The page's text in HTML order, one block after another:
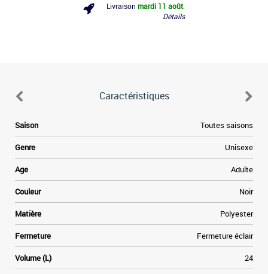
Livraison mardi 11 août
Détails
Caractéristiques
Saison Toutes saisons
Genre Unisexe
Age Adulte
Couleur Noir
Matière Polyester
Fermeture Fermeture éclair
Volume (L) 24